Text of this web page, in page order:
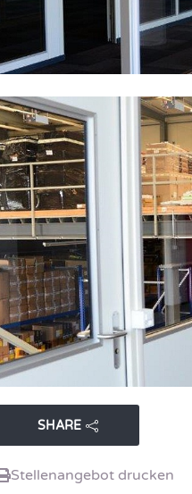
SHARE
Stellenangebot drucken